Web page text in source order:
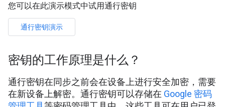
您可以在此演示模式中试用通行密钥
通行密钥演示
密钥的工作原理是什么？
通行密钥在同步之前会在设备上进行安全加密，需要
在新设备上解密。通行密钥可以存储在 Google 密码